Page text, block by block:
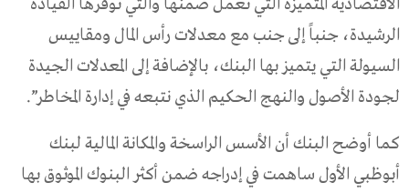
الاقتصادية المتميزة التي نعمل ضمنها والتي توفرها القيادة
الرشيدة، جنباً إلى جنب مع معدلات رأس المال ومقاييس
السيولة التي يتميز بها البنك، بالإضافة إلى المعدلات الجيدة
لجودة الأصول والنهج الحكيم الذي نتبعه في إدارة المخاطر”.
كما أوضح البنك أن الأسس الراسخة والمكانة المالية لبنك
أبوظبي الأول ساهمت في إدراجه ضمن أكثر البنوك الموثوق بها